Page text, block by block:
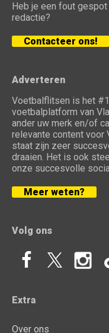
Heb je een fout
redactie?
Contacteer ons!
Adverteren
Voetbalflitsen is het
voetbalplatform van
ander uw merk en/of
relevante content voor
staat zijn zeer
draaien. Het is ook
onze succesvolle
Meer weten?
Volg ons
Extra
Over ons